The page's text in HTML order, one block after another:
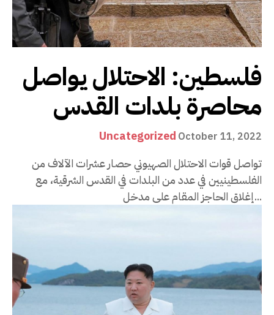
فلسطين: الاحتلال يواصل
محاصرة بلدات القدس
Uncategorized October 11, 2022
تواصل قوات الاحتلال الصهيوني حصار عشرات الآلاف من
الفلسطينيين في عدد من البلدات في القدس الشرقية، مع
إغلاق الحاجز المقام على مدخل...